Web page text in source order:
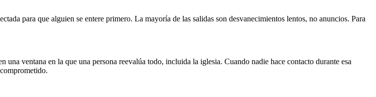
para que alguien se entere primero. La mayoría de las salidas son desvanecimientos lentos, no anuncios. Para
ventana en la que una persona reevalúa todo, incluida la iglesia. Cuando nadie hace contacto durante esa